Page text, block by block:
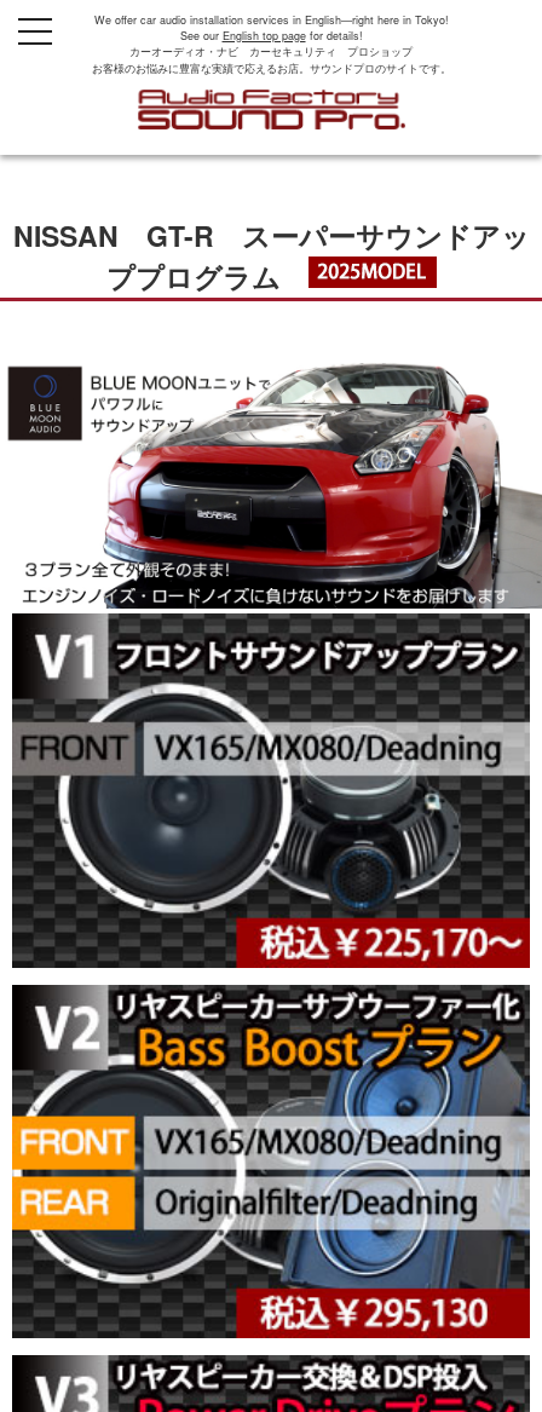
We offer car audio installation services in English—right here in Tokyo!
See our English top pagefor details!
カーオーディオ・ナビ カーセキュリティ プロショップ
お客様のお悩みに豊富な実績で応えるお店。サウンドプロのサイトです。
t
o
a
a
t
n
NISSAN GT-R スーパーサウンドアッ
ププログラム